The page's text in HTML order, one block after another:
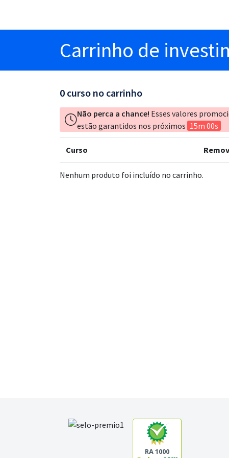
Carrinho de
0 curso no carrinho
Não perca a chance! Esses valores
estão garantidos nos próximos 15m 00s
Curso
Nenhum produto foi incluído no carrinho.
RA 1000